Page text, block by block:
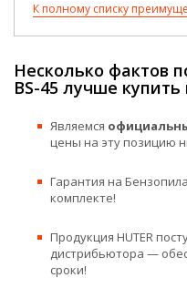
К полному списку
Несколько фактов
BS-45 лучше купить
Являемся
цены на эту позицию
Гарантия на
комплекте!
Продукция HUTER
дистрибьютора —
сроки!